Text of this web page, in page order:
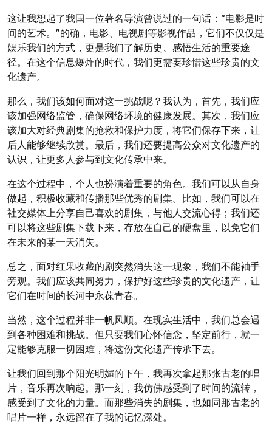
这让我想起了我国一位著名导演曾说过的一句话：“电影是时
间的艺术。”的确，电影、电视剧等影视作品，它们不仅仅是
娱乐我们的方式，更是我们了解历史、感悟生活的重要途
径。在这个信息爆炸的时代，我们更需要珍惜这些珍贵的文
化遗产。
那么，我们该如何面对这一挑战呢？我认为，首先，我们应
该加强网络监管，确保网络环境的健康发展。其次，我们应
该加大对经典剧集的抢救和保护力度，将它们保存下来，让
后人能够继续欣赏。最后，我们还要提高公众对文化遗产的
认识，让更多人参与到文化传承中来。
在这个过程中，个人也扮演着重要的角色。我们可以从自身
做起，积极收藏和传播那些优秀的剧集。比如，我们可以在
社交媒体上分享自己喜欢的剧集，与他人交流心得；我们还
可以将这些剧集下载下来，存放在自己的硬盘里，以免它们
在未来的某一天消失。
总之，面对红果收藏的剧突然消失这一现象，我们不能袖手
旁观。我们应该共同努力，保护好这些珍贵的文化遗产，让
它们在时间的长河中永葆青春。
当然，这个过程并非一帆风顺。在现实生活中，我们总会遇
到各种困难和挑战。但只要我们心怀信念，坚定前行，就一
定能够克服一切困难，将这份文化遗产传承下去。
让我们回到那个阳光明媚的下午，我再次拿起那张古老的唱
片，音乐再次响起。那一刻，我仿佛感受到了时间的流转，
感受到了文化的力量。而那些消失的剧集，也如同那古老的
唱片一样，永远留在了我的记忆深处。